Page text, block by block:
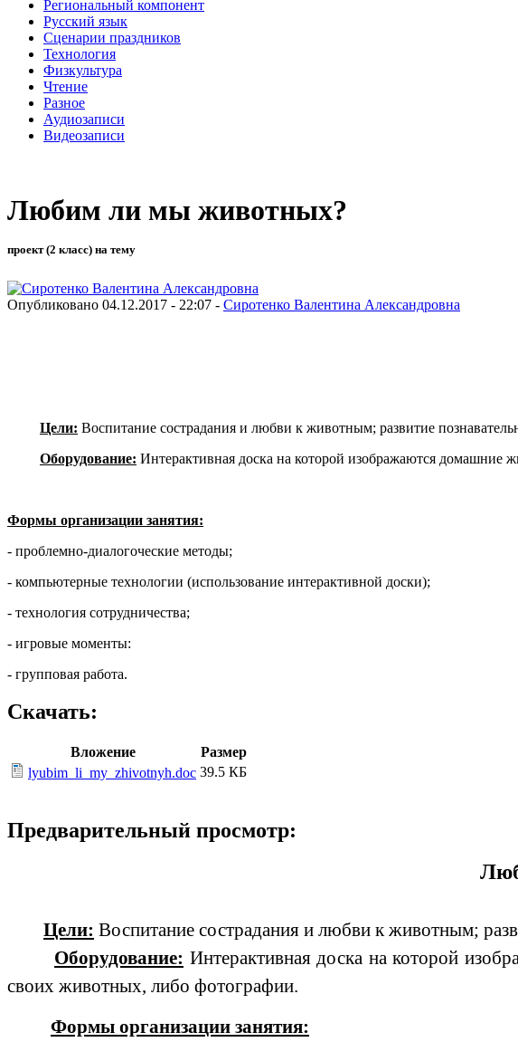
Региональный компонент
Русский язык
Сценарии праздников
Технология
Физкультура
Чтение
Разное
Аудиозаписи
Видеозаписи
Любим ли мы животных?
проект (2 класс) на тему
Опубликовано 04.12.2017 - 22:07 - Сиротенко Валентина Александровна
Цели: Воспитание сострадания и любви к животным; развитие
Оборудование: Интерактивная доска на которой изображаются
Формы организации занятия:
- проблемно-диалогоческие методы;
- компьютерные технологии (использование интерактивной доски);
- технология сотрудничества;
- игровые моменты:
- групповая работа.
Скачать:
Вложение
Размер
lyubim_li_my_zhivotnyh.doc 39.5 КБ
Предварительный просмотр:
Цели: Воспитание сострадания и любви к животным;
Оборудование: Интерактивная доска на которой
своих животных, либо фотографии.
Формы организации занятия: